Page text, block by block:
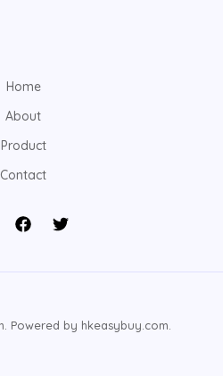
Home
About
Product
Contact
Powered by hkeasybuy.com.